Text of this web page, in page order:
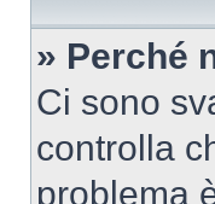
» Perché
Ci sono
controlla
problema